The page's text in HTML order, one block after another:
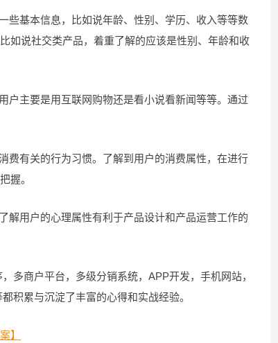
基本信息，比如说年龄、性别、学历、收入等等数
如说社交类产品，着重了解的应该是性别、年龄和收
主要是用互联网购物还是看小说看新闻等等。通过
有关的行为习惯。了解到用户的消费属性，在进行
握。
用户的心理属性有利于产品设计和产品运营工作的
多商户平台，多级分销系统，APP开发，手机网站，
积累与沉淀了丰富的心得和实战经验。
】